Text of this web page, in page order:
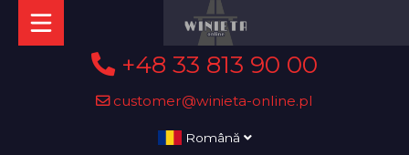
+48 33 813 90 00
customer@winieta-online.pl
Română